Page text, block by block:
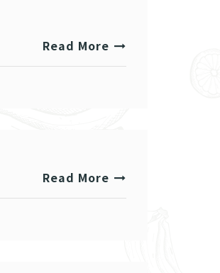
Read More
Read More